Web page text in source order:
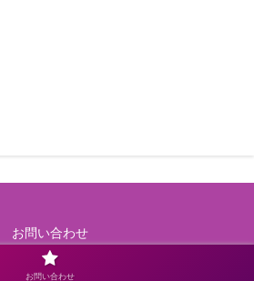
お問い合わせ
事のおもてなしゲーム.
お問い合わせ